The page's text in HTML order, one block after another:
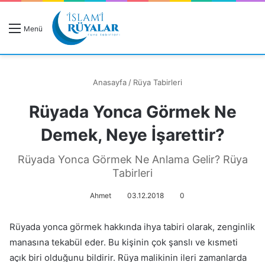
Menü
Anasayfa / Rüya Tabirleri
Rüyada Yonca Görmek Ne
Demek, Neye İşarettir?
Rüyada Yonca Görmek Ne Anlama Gelir? Rüya
Tabirleri
Ahmet 03.12.2018 0
Rüyada yonca görmek hakkında ihya tabiri olarak, zenginlik
manasına tekabül eder. Bu kişinin çok şanslı ve kısmeti
açık biri olduğunu bildirir. Rüya malikinin ileri zamanlarda
Rüyanızı Arayın